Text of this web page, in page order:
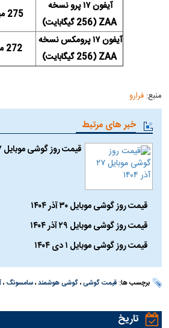
آیفون ۱۷ پرو نسخه
ZAA (256 گیگابایت)
275 میلیون تومان
آیفون ۱۷ پرومکس نسخه
ZAA (256 گیگابایت)
272 میلیون تومان
منبع:فرارو
خبر های مرتبط
قیمت روز گوشی موبایل ۲۷ آذر ۱۴۰۴
قیمت روز گوشی موبایل ۳۰ آذر ۱۴۰۴
قیمت روز گوشی موبایل ۲۹ آذر ۱۴۰۴
قیمت روز گوشی موبایل ۱ دی ۱۴۰۴
برچسب ها: قیمت گوشی،گوشی هوشمند،سامسونگ ،
تاریخ